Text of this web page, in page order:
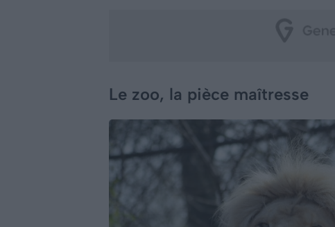
Le zoo, la pièce maîtresse